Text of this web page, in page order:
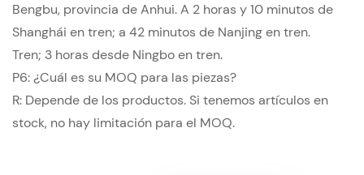
Bengbu, provincia de Anhui. A 2 horas y 10 minutos de
Shanghái en tren; a 42 minutos de Nanjing en tren.
Tren; 3 horas desde Ningbo en tren.
P6: ¿Cuál es su MOQ para las piezas?
R: Depende de los productos. Si tenemos artículos en
stock, no hay limitación para el MOQ.